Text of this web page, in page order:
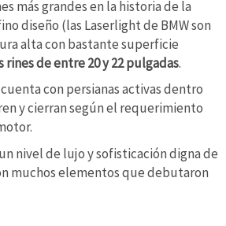
más grandes en la historia de la
diseño (las Laserlight de BMW son
alta con bastante superficie
rines de entre 20 y 22 pulgadas.
con persianas activas dentro
y cierran según el requerimiento
nivel de lujo y sofisticación digna de
muchos elementos que debutaron